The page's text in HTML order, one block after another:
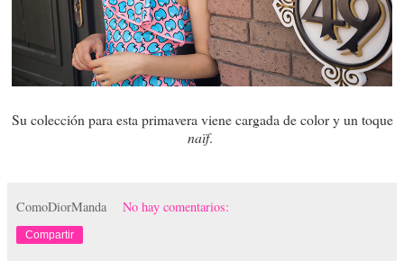
Su colección para esta primavera viene cargada de color y un toque
naïf.
ComoDiorManda No hay comentarios:
Compartir